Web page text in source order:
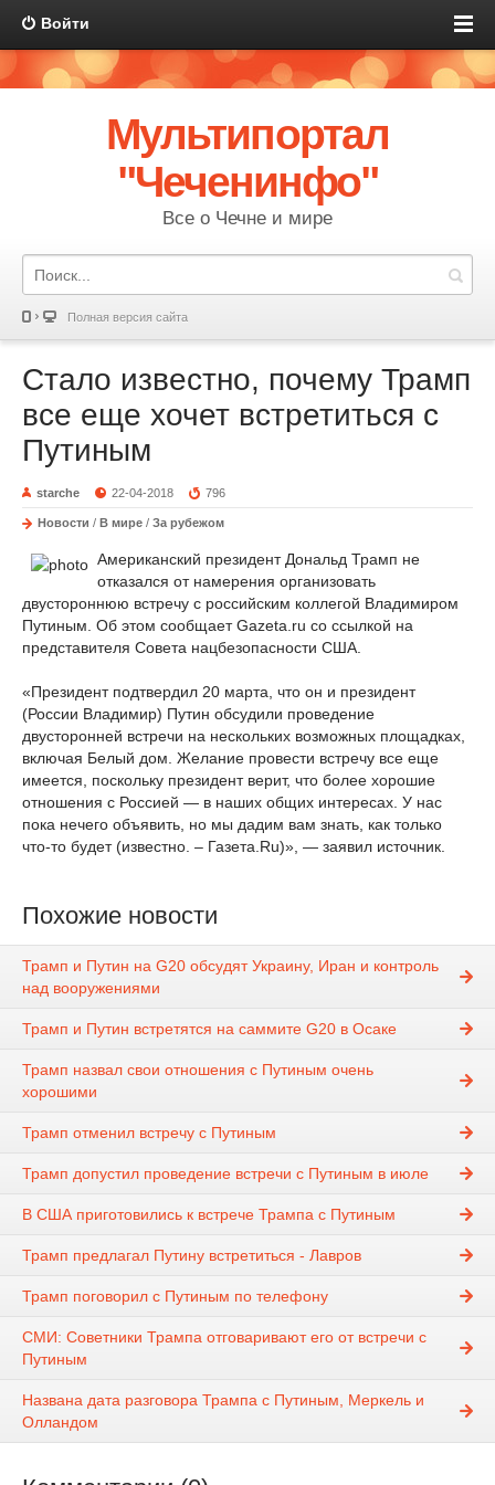
Войти
Мультипортал
"Чеченинфо"
Все о Чечне и мире
Полная версия сайта
Стало известно, почему Трамп
все еще хочет встретиться с
Путиным
starche 22-04-2018 796
Новости / В мире / За рубежом
Американский президент Дональд Трамп не
отказался от намерения организовать
двустороннюю встречу с российским коллегой Владимиром
Путиным. Об этом сообщает Gazeta.ru со ссылкой на
представителя Совета нацбезопасности США.
«Президент подтвердил 20 марта, что он и президент
(России Владимир) Путин обсудили проведение
двусторонней встречи на нескольких возможных площадках,
включая Белый дом. Желание провести встречу все еще
имеется, поскольку президент верит, что более хорошие
отношения с Россией — в наших общих интересах. У нас
пока нечего объявить, но мы дадим вам знать, как только
что-то будет (известно. – Газета.Ru)», — заявил источник.
Похожие новости
Трамп и Путин на G20 обсудят Украину, Иран и контроль
над вооружениями
Трамп и Путин встретятся на саммите G20 в Осаке
Трамп назвал свои отношения с Путиным очень
хорошими
Трамп отменил встречу с Путиным
Трамп допустил проведение встречи с Путиным в июле
В США приготовились к встрече Трампа с Путиным
Трамп предлагал Путину встретиться - Лавров
Трамп поговорил с Путиным по телефону
СМИ: Советники Трампа отговаривают его от встречи с
Путиным
Названа дата разговора Трампа с Путиным, Меркель и
Олландом